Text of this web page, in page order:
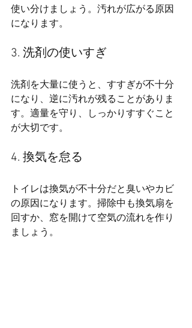
使い分けましょう。汚れが広がる原因
になります。
3. 洗剤の使いすぎ
洗剤を大量に使うと、すすぎが不十分
になり、逆に汚れが残ることがありま
す。適量を守り、しっかりすすぐこと
が大切です。
4. 換気を怠る
トイレは換気が不十分だと臭いやカビ
の原因になります。掃除中も換気扇を
回すか、窓を開けて空気の流れを作り
ましょう。